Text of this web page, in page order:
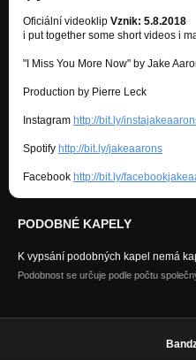
Oficiální videoklip Vznik: 5.8.2018
i put together some short videos i
"I Miss You More Now" by Jake
Production by Pierre Leck
Instagram http://bit.ly/
Spotify http://bit.ly/jakeaarons
Facebook http://bit.ly/
PODOBNÉ KAPELY
K vypsání podobných kapel nemá
Podobnost se určuje podle počtu